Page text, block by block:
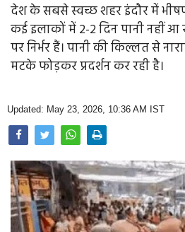
Farm & Food
Opinion
Health & Lifestyle
Photo Gallery
Home
देश के सबसे स्वच्छ शहर इंदौर में
कई इलाकों में 2-2 दिन पानी नहीं आ
पर निर्भर हैं। पानी की किल्लत से
मटके फोड़कर प्रदर्शन कर रही है।
Updated: May 23, 2026, 10:36 AM IST